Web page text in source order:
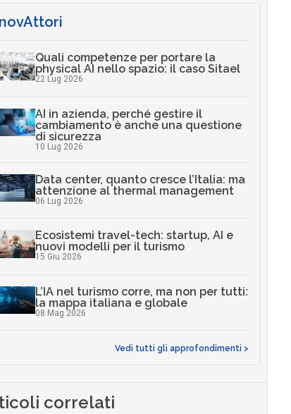
Quali competenze per portare la
physical AI nello spazio: il caso Sitael
22 Lug 2026
AI in azienda, perché gestire il
cambiamento è anche una questione
di sicurezza
10 Lug 2026
Data center, quanto cresce l’Italia: ma
attenzione al thermal management
06 Lug 2026
Ecosistemi travel-tech: startup, AI e
nuovi modelli per il turismo
15 Giu 2026
L’IA nel turismo corre, ma non per tutti:
la mappa italiana e globale
08 Mag 2026
Vedi tutti gli approfondimenti >
correlati